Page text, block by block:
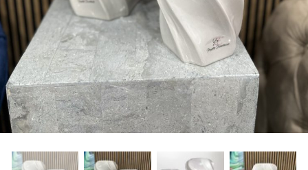
About Envato
Careers
Privacy Policy